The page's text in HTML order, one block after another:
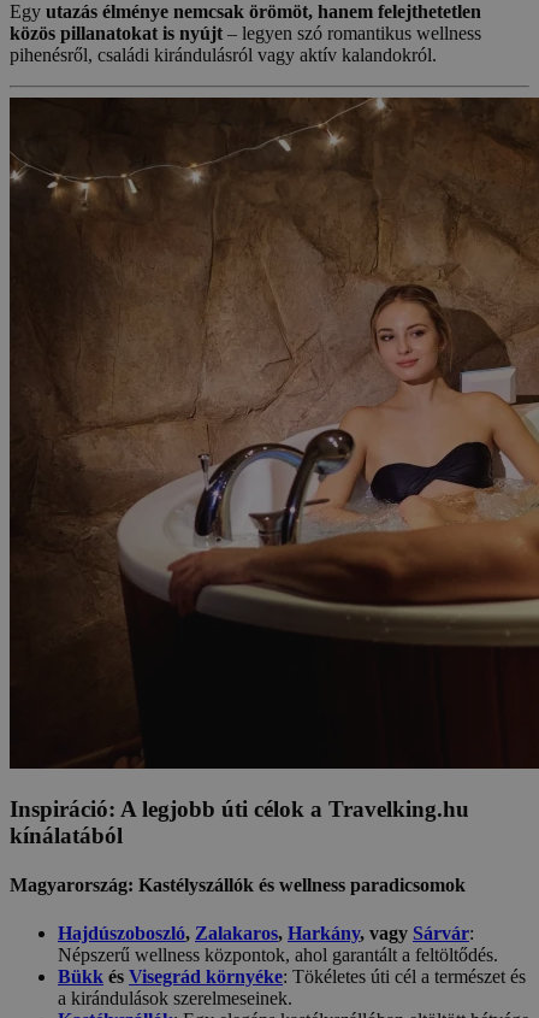
Egy utazás élménye nemcsak örömöt, hanem felejthetetlen
közös pillanatokat is nyújt – legyen szó romantikus wellness
pihenésről, családi kirándulásról vagy aktív kalandokról.
Inspiráció: A legjobb úti célok a Travelking.hu
kínálatából
Magyarország: Kastélyszállók és wellness paradicsomok
Hajdúszoboszló, Zalakaros, Harkány, vagy Sárvár:
Népszerű wellness központok, ahol garantált a feltöltődés.
Bükk és Visegrád környéke: Tökéletes úti cél a természet és
a kirándulások szerelmeseinek.